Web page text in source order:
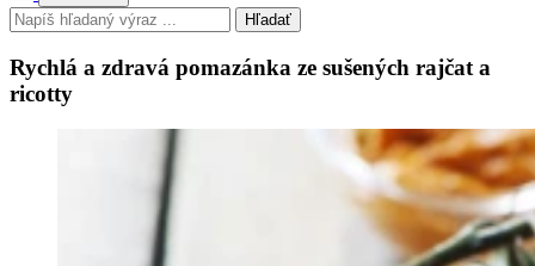
Hľadať
Rychlá a zdravá pomazánka ze sušených rajčat a
ricotty